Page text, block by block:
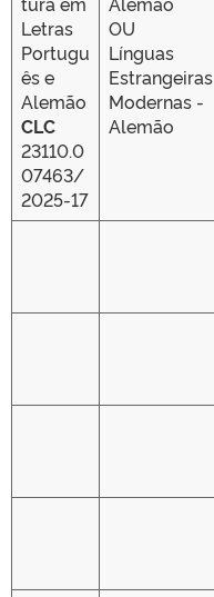
Letras
Portugu
ês e
Alemão
CLC
23110.0
07463/
2025-17
OU
Línguas
Estrangeiras
Modernas -
Alemão